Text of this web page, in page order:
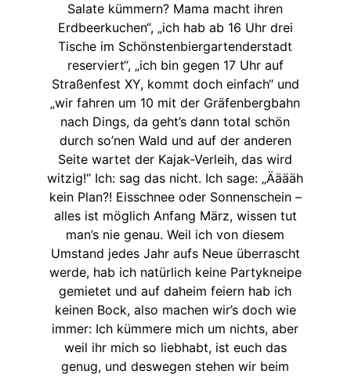
Salate kümmern? Mama macht ihren
Erdbeerkuchen“, „ich hab ab 16 Uhr drei
Tische im Schönstenbiergartenderstadt
reserviert“, „ich bin gegen 17 Uhr auf
Straßenfest XY, kommt doch einfach“ und
„wir fahren um 10 mit der Gräfenbergbahn
nach Dings, da geht’s dann total schön
durch so’nen Wald und auf der anderen
Seite wartet der Kajak-Verleih, das wird
witzig!“ Ich: sag das nicht. Ich sage: „Ääääh
kein Plan?! Eisschnee oder Sonnenschein –
alles ist möglich Anfang März, wissen tut
man’s nie genau. Weil ich von diesem
Umstand jedes Jahr aufs Neue überrascht
werde, hab ich natürlich keine Partykneipe
gemietet und auf daheim feiern hab ich
keinen Bock, also machen wir’s doch wie
immer: Ich kümmere mich um nichts, aber
weil ihr mich so liebhabt, ist euch das
genug, und deswegen stehen wir beim